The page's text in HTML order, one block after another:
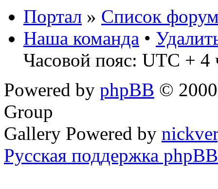
Портал » Список
Наша команда •
Часовой пояс: UTC + 4
Powered by phpBB ©
Group
Gallery Powered by
Русская поддержка phpBB